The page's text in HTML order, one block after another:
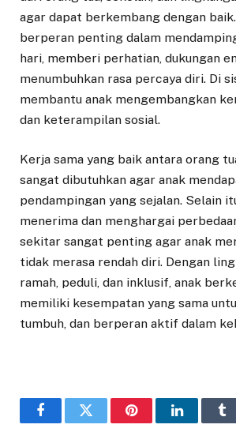
agar dapat berkembang dengan
berperan penting dalam
hari, memberi perhatian, dukungan
menumbuhkan rasa percaya diri. Di
membantu anak mengembangkan
dan keterampilan sosial.
Kerja sama yang baik antara orang
sangat dibutuhkan agar anak
pendampingan yang sejalan. Selain
menerima dan menghargai
sekitar sangat penting agar anak
tidak merasa rendah diri. Dengan
ramah, peduli, dan inklusif, anak
memiliki kesempatan yang sama
tumbuh, dan berperan aktif dalam
FacebookTwitter PinterestLinkedIn